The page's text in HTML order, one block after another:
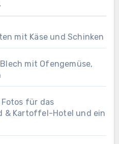
mit Käse und Schinken
mit Ofengemüse,
Fotos für das
& Kartoffel-Hotel und ein